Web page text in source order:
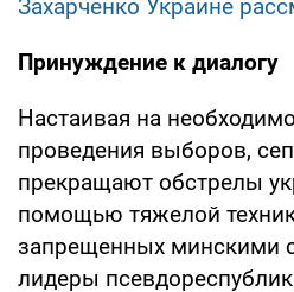
Захарченко Украине
Принуждение к диалогу
Настаивая на
проведения выборов,
прекращают обстрелы
помощью тяжелой
запрещенных минскими
лидеры